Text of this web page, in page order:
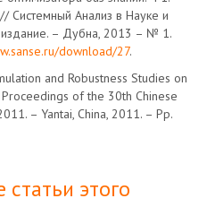
Системный Анализ в Науке и
издание. – Дубна, 2013 – № 1.
download/27.
and Robustness Studies on
of the 30th Chinese
– Yantai, China, 2011. – Pр.
этого